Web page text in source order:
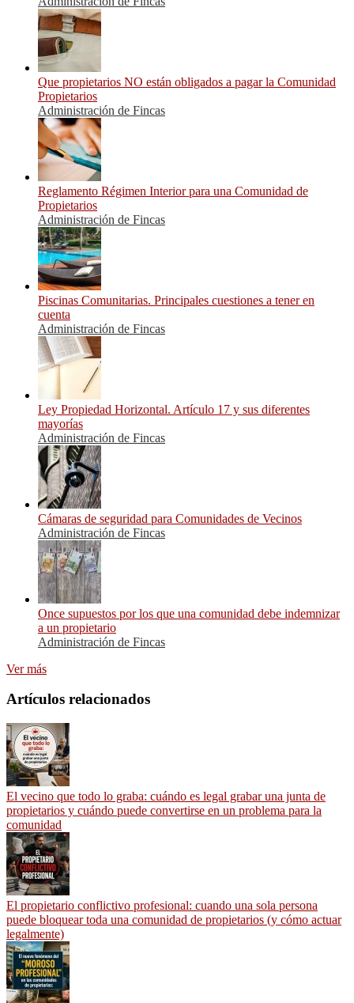
Que propietarios NO están obligados a pagar la Comunidad
Propietarios
Administración de Fincas
Reglamento Régimen Interior para una Comunidad de
Propietarios
Administración de Fincas
Piscinas Comunitarias. Principales cuestiones a tener en
cuenta
Administración de Fincas
Ley Propiedad Horizontal. Artículo 17 y sus diferentes
mayorías
Administración de Fincas
Cámaras de seguridad para Comunidades de Vecinos
Administración de Fincas
Once supuestos por los que una comunidad debe indemnizar
a un propietario
Administración de Fincas
Ver más
Artículos relacionados
El vecino que todo lo graba: cuándo es legal grabar una junta de
propietarios y cuándo puede convertirse en un problema para la
comunidad
El propietario conflictivo profesional: cuando una sola persona
puede bloquear toda una comunidad de propietarios (y cómo actuar
legalmente)